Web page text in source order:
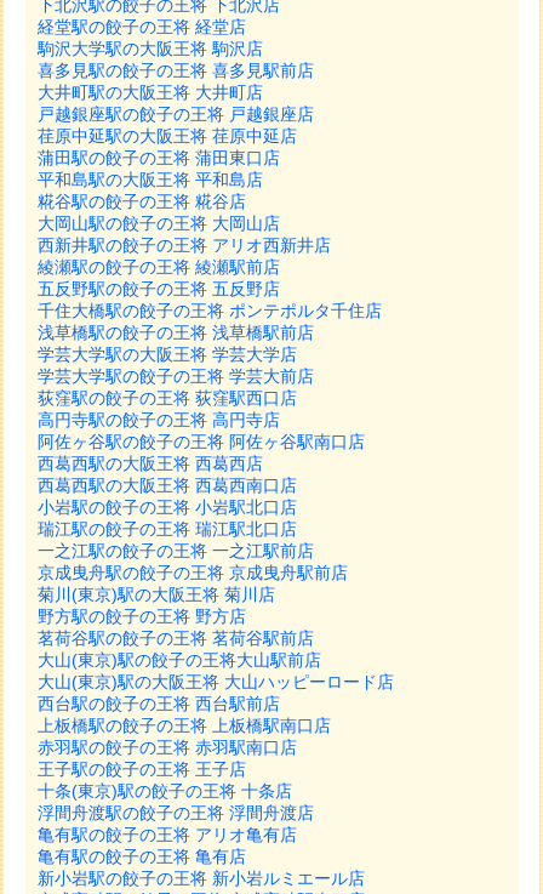
下北沢駅の餃子の王将 下北沢店
経堂駅の餃子の王将 経堂店
駒沢大学駅の大阪王将 駒沢店
喜多見駅の餃子の王将 喜多見駅前店
大井町駅の大阪王将 大井町店
戸越銀座駅の餃子の王将 戸越銀座店
荏原中延駅の大阪王将 荏原中延店
蒲田駅の餃子の王将 蒲田東口店
平和島駅の大阪王将 平和島店
糀谷駅の餃子の王将 糀谷店
大岡山駅の餃子の王将 大岡山店
西新井駅の餃子の王将 アリオ西新井店
綾瀬駅の餃子の王将 綾瀬駅前店
五反野駅の餃子の王将 五反野店
千住大橋駅の餃子の王将 ポンテポルタ千住店
浅草橋駅の餃子の王将 浅草橋駅前店
学芸大学駅の大阪王将 学芸大学店
学芸大学駅の餃子の王将 学芸大前店
荻窪駅の餃子の王将 荻窪駅西口店
高円寺駅の餃子の王将 高円寺店
阿佐ヶ谷駅の餃子の王将 阿佐ヶ谷駅南口店
西葛西駅の大阪王将 西葛西店
西葛西駅の大阪王将 西葛西南口店
小岩駅の餃子の王将 小岩駅北口店
瑞江駅の餃子の王将 瑞江駅北口店
一之江駅の餃子の王将 一之江駅前店
京成曳舟駅の餃子の王将 京成曳舟駅前店
菊川(東京)駅の大阪王将 菊川店
野方駅の餃子の王将 野方店
茗荷谷駅の餃子の王将 茗荷谷駅前店
大山(東京)駅の餃子の王将大山駅前店
大山(東京)駅の大阪王将 大山ハッピーロード店
西台駅の餃子の王将 西台駅前店
上板橋駅の餃子の王将 上板橋駅南口店
赤羽駅の餃子の王将 赤羽駅南口店
王子駅の餃子の王将 王子店
十条(東京)駅の餃子の王将 十条店
浮間舟渡駅の餃子の王将 浮間舟渡店
亀有駅の餃子の王将 アリオ亀有店
亀有駅の餃子の王将 亀有店
新小岩駅の餃子の王将 新小岩ルミエール店